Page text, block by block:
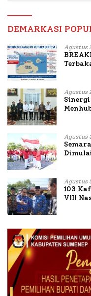
DEMARKASI
Agustus
Agustus
Agustus
Agustus
103
VIII